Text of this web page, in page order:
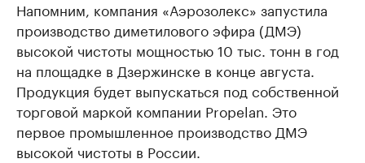
Напомним, компания ​«Аэрозолекс» ​запустила
производство диметилового эфира (ДМЭ)
высокой чистоты мощностью 10 тыс. тонн в год
на площадке в Дзержинске в конце августа.
Продукция будет выпускаться под собственной
торговой маркой компании Propelan. Это
первое промышленное производство ДМЭ
высокой чистоты в России.